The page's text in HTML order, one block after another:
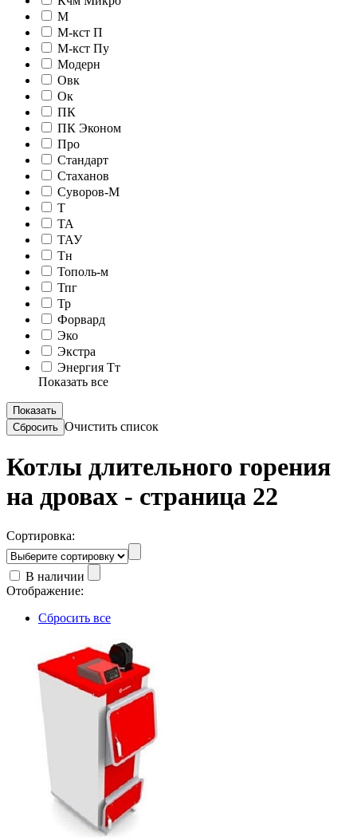
М
М-кст П
М-кст Пу
Модерн
Овк
Ок
ПК
ПК Эконом
Про
Стандарт
Стаханов
Суворов-М
Т
ТА
ТАУ
Тн
Тополь-м
Тпг
Тр
Форвард
Эко
Экстра
Энергия Тт
Показать все
Очистить список
Котлы длительного горения
на дровах - страница 22
Сортировка:
В наличии
Отображение:
Сбросить все